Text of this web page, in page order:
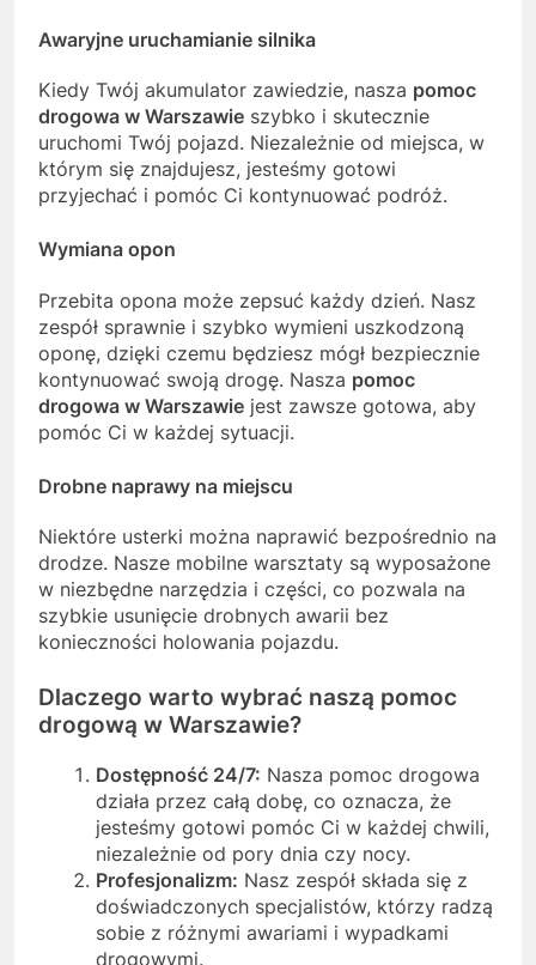
Awaryjne uruchamianie silnika
Kiedy Twój akumulator zawiedzie, nasza pomoc
drogowa w Warszawie szybko i skutecznie
uruchomi Twój pojazd. Niezależnie od miejsca, w
którym się znajdujesz, jesteśmy gotowi
przyjechać i pomóc Ci kontynuować podróż.
Wymiana opon
Przebita opona może zepsuć każdy dzień. Nasz
zespół sprawnie i szybko wymieni uszkodzoną
oponę, dzięki czemu będziesz mógł bezpiecznie
kontynuować swoją drogę. Nasza pomoc
drogowa w Warszawie jest zawsze gotowa, aby
pomóc Ci w każdej sytuacji.
Drobne naprawy na miejscu
Niektóre usterki można naprawić bezpośrednio na
drodze. Nasze mobilne warsztaty są wyposażone
w niezbędne narzędzia i części, co pozwala na
szybkie usunięcie drobnych awarii bez
konieczności holowania pojazdu.
Dlaczego warto wybrać naszą pomoc
drogową w Warszawie?
Dostępność 24/7: Nasza pomoc drogowa
działa przez całą dobę, co oznacza, że
jesteśmy gotowi pomóc Ci w każdej chwili,
niezależnie od pory dnia czy nocy.
Profesjonalizm: Nasz zespół składa się z
doświadczonych specjalistów, którzy radzą
sobie z różnymi awariami i wypadkami
drogowymi.